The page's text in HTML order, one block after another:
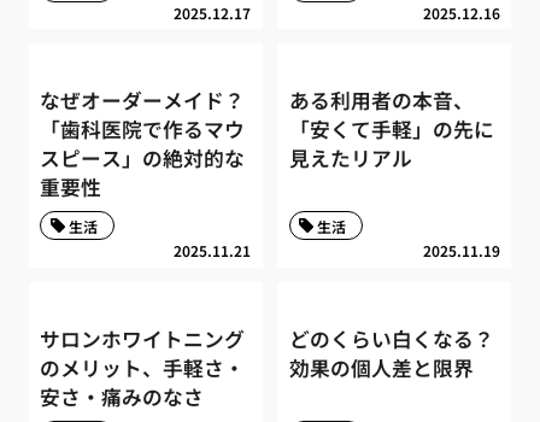
2025.12.17 2025.12.16
なぜオーダーメイド？
「歯科医院で作るマウ
スピース」の絶対的な
重要性
2025.11.21
生活
ある利用者の本音、
「安くて手軽」の先に
見えたリアル
2025.11.19
生活
サロンホワイトニング
のメリット、手軽さ・
安さ・痛みのなさ
どのくらい白くなる？
効果の個人差と限界